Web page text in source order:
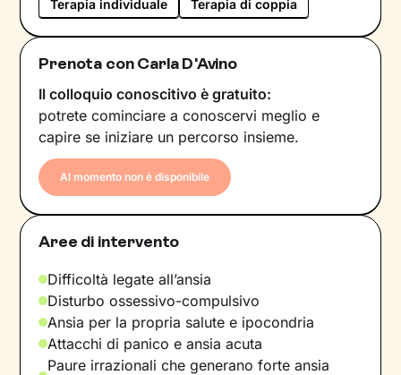
Terapia individuale Terapia di coppia
Prenota con Carla D'Avino
Il colloquio conoscitivo è gratuito:
potrete cominciare a conoscervi meglio e
capire se iniziare un percorso insieme.
Al momento non è disponibile
Aree di intervento
Difficoltà legate all’ansia
Disturbo ossessivo-compulsivo
Ansia per la propria salute e ipocondria
Attacchi di panico e ansia acuta
Paure irrazionali che generano forte ansia